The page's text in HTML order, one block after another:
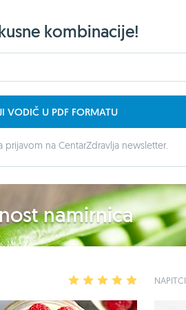
kombinacije!
VODIČ U PDF FORMATU
na CentarZdravlja newsletter.
namirnica
2 3 4 NAPITCI